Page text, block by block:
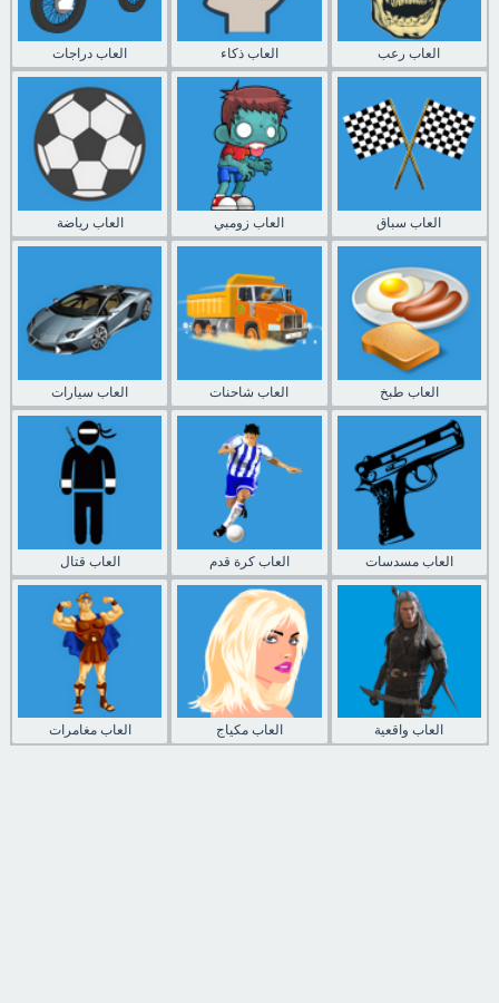
العاب دراجات العاب ذكاء العاب رعب
العاب رياضة العاب زومبي العاب سباق
العاب سيارات العاب شاحنات العاب طبخ
العاب قتال العاب كرة قدم العاب مسدسات
العاب مغامرات العاب مكياج العاب واقعية